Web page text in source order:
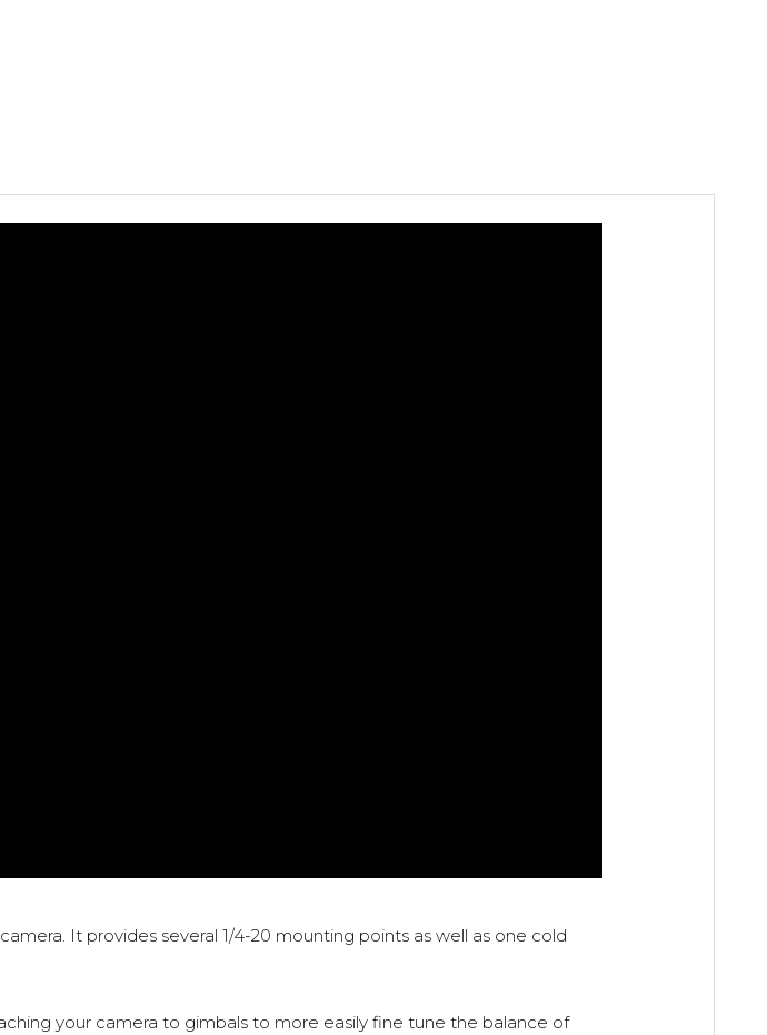
It provides several 1/4-20 mounting points as well as one cold
your camera to gimbals to more easily fine tune the balance of